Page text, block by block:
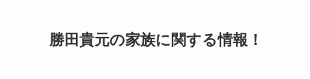
勝田貴元の家族に関する情報！